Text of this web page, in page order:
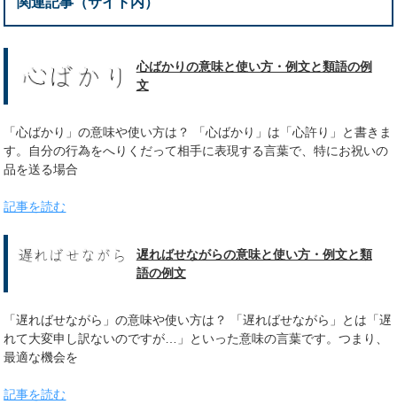
心ばかりの意味と使い方・例文と類語の例
文
「心ばかり」の意味や使い方は？ 「心ばかり」は「心許り」と書きま
す。自分の行為をへりくだって相手に表現する言葉で、特にお祝いの
品を送る場合
記事を読む
遅ればせながらの意味と使い方・例文と類
語の例文
「遅ればせながら」の意味や使い方は？ 「遅ればせながら」とは「遅
れて大変申し訳ないのですが…」といった意味の言葉です。つまり、
最適な機会を
記事を読む